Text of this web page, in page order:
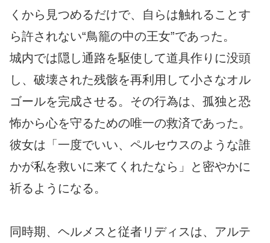
くから見つめるだけで、自らは触れることす
ら許されない“鳥籠の中の王女”であった。
城内では隠し通路を駆使して道具作りに没頭
し、破壊された残骸を再利用して小さなオル
ゴールを完成させる。その行為は、孤独と恐
怖から心を守るための唯一の救済であった。
彼女は「一度でいい、ペルセウスのような誰
かが私を救いに来てくれたなら」と密やかに
祈るようになる。
同時期、ヘルメスと従者リディスは、アルテ